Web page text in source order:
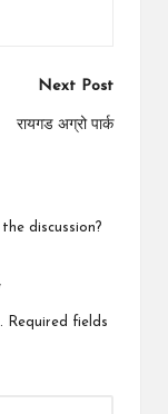
Next Post
रायगड अग्रो पार्क
discussion?
Required fields